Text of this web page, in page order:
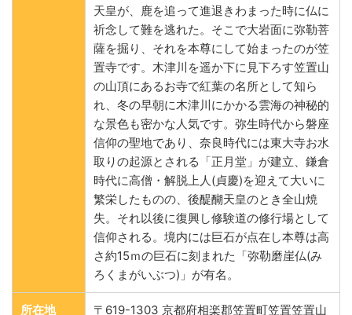
天皇が、鹿を追って進退きわまった時に仏に
祈念して難を逃れた。そこで大岩面に弥勒菩
薩を掘り、それを本尊にして始まったのが笠
置寺です。木津川を遥か下に見下ろす笠置山
の山頂にあるお寺で紅葉の名所として知ら
れ、冬の早朝に木津川にかかる雲海の神秘的
な景色も密かな人気です。弥生時代から磐座
信仰の聖地であり、奈良時代には東大寺お水
取りの起源とされる「正月堂」が建立、鎌倉
時代に高僧・解脱上人(貞慶)を迎えて大いに
繁栄したものの、後醍醐天皇のとき全山焼
失。それ以後に復興し修験道の修行場として
信仰される。境内には巨石が点在し本尊は高
さ約15ｍの巨石に刻まれた「弥勒磨崖仏(み
ろくまがいぶつ)」が有名。
所在地
〒619-1303 京都府相楽郡笠置町笠置笠置山